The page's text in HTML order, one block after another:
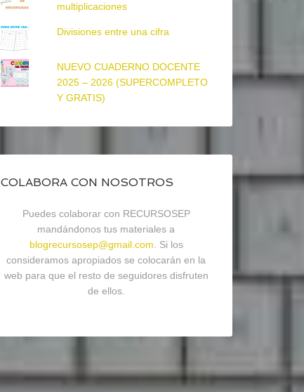
multiplicaciones
Divisiones entre una cifra
NUEVO CUADERNO DOCENTE
2025 – 2026 (SUPERCOMPLETO
Y GRATIS)
COLABORA CON NOSOTROS
Puedes colaborar con RECURSOSEP
mandándonos tus materiales a
blogrecursosep@gmail.com . Si los
consideramos apropiados se colocarán en la
web para que el resto de seguidores disfruten
de ellos.